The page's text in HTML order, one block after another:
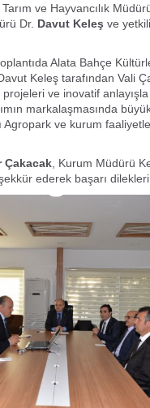
Tarım ve Hayvancılık
Dr. Davut Keleş ve
Alata Bahçe
Keleş tarafından Vali
ve inovatif anlayışla
markalaşmasında
Agropark ve kurum
Çakacak , Kurum Müdürü
ederek başarı